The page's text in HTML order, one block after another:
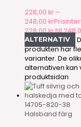
228,00 kr –
248,00 kr
228,00 kr till
ALTERNATIV
produkten har
varianter. De
alternativen kan
produktsidan
14705-820-38
Halsband färg